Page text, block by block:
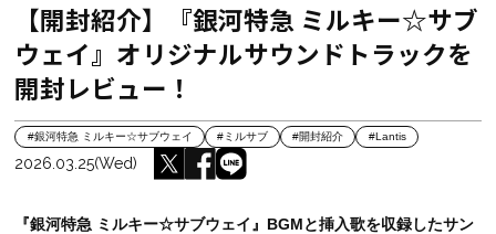
【開封紹介】『銀河特急 ミルキー☆サブ
ウェイ』オリジナルサウンドトラックを
開封レビュー！
#銀河特急 ミルキー☆サブウェイ #ミルサブ #開封紹介 #Lantis
2026.03.25(Wed)
『銀河特急 ミルキー☆サブウェイ』BGMと挿入歌を収録したサン